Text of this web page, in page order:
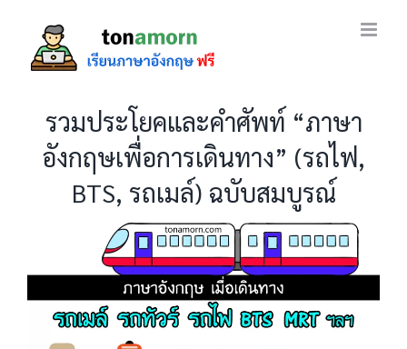
content
รวมประโยคและคำศัพท์ “ภาษา
อังกฤษเพื่อการเดินทาง” (รถไฟ,
BTS, รถเมล์) ฉบับสมบูรณ์